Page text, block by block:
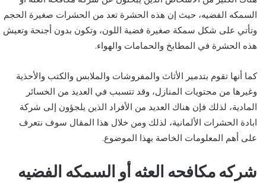
السمكه الفضيه، حيث إن هذه الحشرة تعد من الحشرات صغيرة الحجم
وتأتي على شكل سمكة صغيرة فضية اللون، وتكون بدون أجنحة وتعيش
هذه الحشرة في المطابخ والحمامات والهواء.
كما أنها تقوم بتدمير الأثاث والمفروشات والملابس والكتب والأحذية
وغيرها من محتويات المنازل، وقد تتسبب في العديد من الخسائر
المادية، لذلك فإن هناك العديد من الأفراد الذين يلجؤون إلى شركة
ابادة الحشرات الألمانية، لذلك ومن خلال هذا المقال سوف نتعرف
على أهم المعلومات الخاصة بهذا الموضوع.
‏شركه مكافحه العثه أو السمكه الفضيه